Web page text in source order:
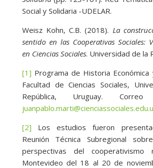
Social y Solidaria -UDELAR.
Weisz Kohn, C.B. (2018). La
sentido en las Cooperativas Sociales:
en Ciencias Sociales. Universidad de la
[1] Programa de Historia Económica
Facultad de Ciencias Sociales,
República, Uruguay. Correo
[2] Los estudios fueron
Reunión Técnica Subregional
perspectivas del cooperativismo
Montevideo del 18 al 20 de